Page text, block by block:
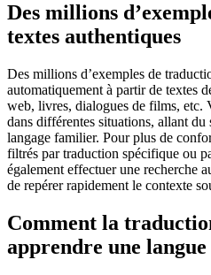
Des millions
textes authentiques
Des millions d’exemples de
automatiquement à partir de textes
web, livres, dialogues de films, etc.
dans différentes situations, allant
langage familier. Pour plus de
filtrés par traduction spécifique ou
également effectuer une recherche
de repérer rapidement le contexte
Comment la
apprendre une langue